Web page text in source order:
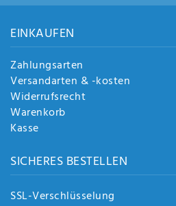
rag
e
sen
de
n
EINKAUFEN
Zahlungsarten
Versandarten & -kosten
Widerrufsrecht
Warenkorb
Kasse
SICHERES BESTELLEN
SSL-Verschlüsselung